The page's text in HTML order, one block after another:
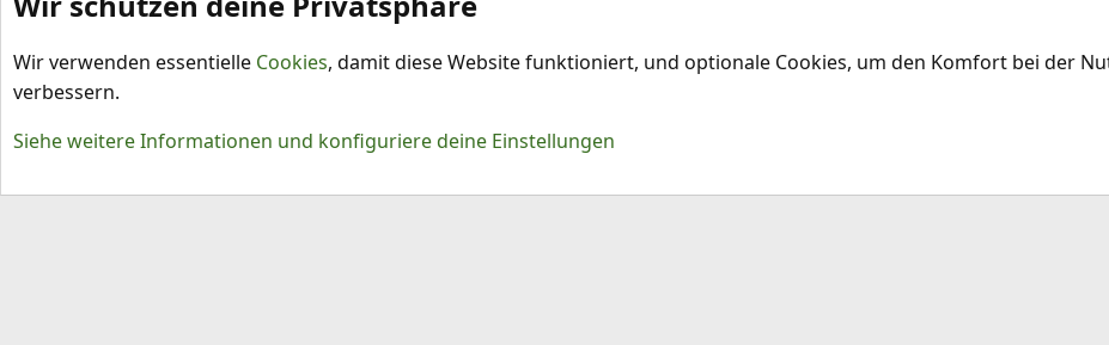
Wir verwenden essentielle Cookies, damit diese Website funktioniert, und optionale Cookies, um den Komfort bei der
verbessern.
Siehe weitere Informationen und konfiguriere deine Einstellungen